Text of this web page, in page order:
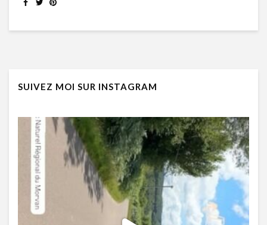
SUIVEZ MOI SUR INSTAGRAM